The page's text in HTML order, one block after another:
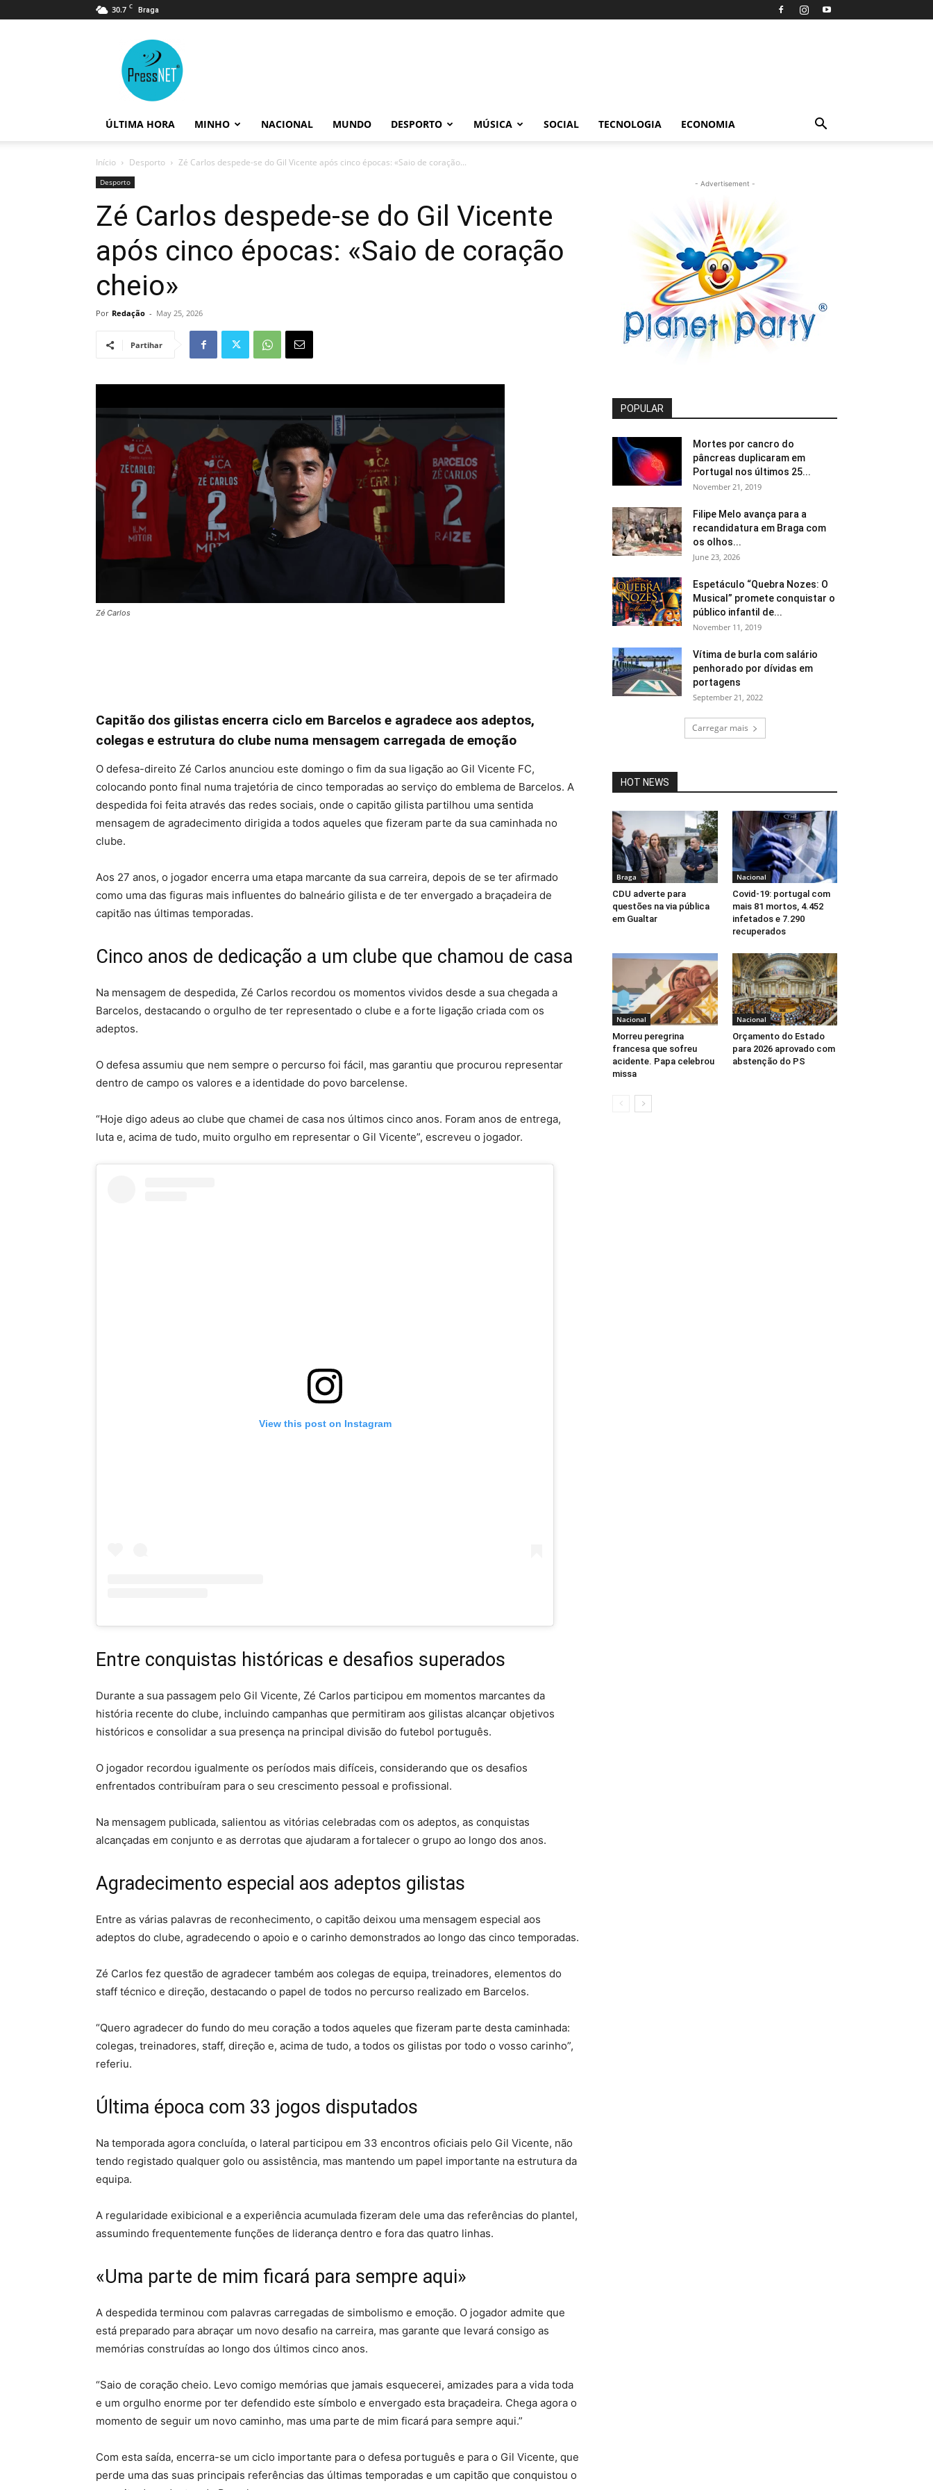
30.7 C Braga
ÚLTIMA HORA MINHO NACIONAL MUNDO DESPORTO MÚSICA SOCIAL TECNOLOGIA ECONOMIA
Início Desporto Zé Carlos despede-se do Gil Vicente após cinco épocas: «Saio de coração...
Desporto
Zé Carlos despede-se do Gil Vicente
após cinco épocas: «Saio de coração
cheio»
Por Redação - May 25, 2026
Partihar
Zé Carlos
Capitão dos gilistas encerra ciclo em Barcelos e agradece aos adeptos,
colegas e estrutura do clube numa mensagem carregada de emoção
O defesa-direito Zé Carlos anunciou este domingo o fim da sua ligação ao Gil Vicente FC,
colocando ponto final numa trajetória de cinco temporadas ao serviço do emblema de Barcelos. A
despedida foi feita através das redes sociais, onde o capitão gilista partilhou uma sentida
mensagem de agradecimento dirigida a todos aqueles que fizeram parte da sua caminhada no
clube.
Aos 27 anos, o jogador encerra uma etapa marcante da sua carreira, depois de se ter afirmado
como uma das figuras mais influentes do balneário gilista e de ter envergado a braçadeira de
capitão nas últimas temporadas.
Cinco anos de dedicação a um clube que chamou de casa
Na mensagem de despedida, Zé Carlos recordou os momentos vividos desde a sua chegada a
Barcelos, destacando o orgulho de ter representado o clube e a forte ligação criada com os
adeptos.
O defesa assumiu que nem sempre o percurso foi fácil, mas garantiu que procurou representar
dentro de campo os valores e a identidade do povo barcelense.
“Hoje digo adeus ao clube que chamei de casa nos últimos cinco anos. Foram anos de entrega,
luta e, acima de tudo, muito orgulho em representar o Gil Vicente”, escreveu o jogador.
View this post on Instagram
Entre conquistas históricas e desafios superados
Durante a sua passagem pelo Gil Vicente, Zé Carlos participou em momentos marcantes da
história recente do clube, incluindo campanhas que permitiram aos gilistas alcançar objetivos
históricos e consolidar a sua presença na principal divisão do futebol português.
O jogador recordou igualmente os períodos mais difíceis, considerando que os desafios
enfrentados contribuíram para o seu crescimento pessoal e profissional.
Na mensagem publicada, salientou as vitórias celebradas com os adeptos, as conquistas
alcançadas em conjunto e as derrotas que ajudaram a fortalecer o grupo ao longo dos anos.
Agradecimento especial aos adeptos gilistas
Entre as várias palavras de reconhecimento, o capitão deixou uma mensagem especial aos
adeptos do clube, agradecendo o apoio e o carinho demonstrados ao longo das cinco temporadas.
Zé Carlos fez questão de agradecer também aos colegas de equipa, treinadores, elementos do
staff técnico e direção, destacando o papel de todos no percurso realizado em Barcelos.
“Quero agradecer do fundo do meu coração a todos aqueles que fizeram parte desta caminhada:
colegas, treinadores, staff, direção e, acima de tudo, a todos os gilistas por todo o vosso carinho”,
referiu.
Última época com 33 jogos disputados
Na temporada agora concluída, o lateral participou em 33 encontros oficiais pelo Gil Vicente, não
tendo registado qualquer golo ou assistência, mas mantendo um papel importante na estrutura da
equipa.
A regularidade exibicional e a experiência acumulada fizeram dele uma das referências do plantel,
assumindo frequentemente funções de liderança dentro e fora das quatro linhas.
«Uma parte de mim ficará para sempre aqui»
A despedida terminou com palavras carregadas de simbolismo e emoção. O jogador admite que
está preparado para abraçar um novo desafio na carreira, mas garante que levará consigo as
memórias construídas ao longo dos últimos cinco anos.
“Saio de coração cheio. Levo comigo memórias que jamais esquecerei, amizades para a vida toda
e um orgulho enorme por ter defendido este símbolo e envergado esta braçadeira. Chega agora o
momento de seguir um novo caminho, mas uma parte de mim ficará para sempre aqui.”
Com esta saída, encerra-se um ciclo importante para o defesa português e para o Gil Vicente, que
perde uma das suas principais referências das últimas temporadas e um capitão que conquistou o
- Advertisement -
POPULAR
Mortes por cancro do
pâncreas duplicaram em
Portugal nos últimos 25...
November 21, 2019
Filipe Melo avança para a
recandidatura em Braga com
os olhos...
June 23, 2026
Espetáculo “Quebra Nozes: O
Musical” promete conquistar o
público infantil de...
November 11, 2019
Vítima de burla com salário
penhorado por dívidas em
portagens
September 21, 2022
Carregar mais
HOT NEWS
Braga
CDU adverte para
questões na via pública
em Gualtar
Nacional
Covid-19: portugal com
mais 81 mortos, 4.452
infetados e 7.290
recuperados
Nacional
Morreu peregrina
francesa que sofreu
acidente. Papa celebrou
missa
Nacional
Orçamento do Estado
para 2026 aprovado com
abstenção do PS